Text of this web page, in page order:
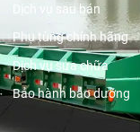
Dịch vụ sau bán
Phụ tùng chính hãng
Dịch vụ sửa chữa
Bảo hành bảo dưỡng